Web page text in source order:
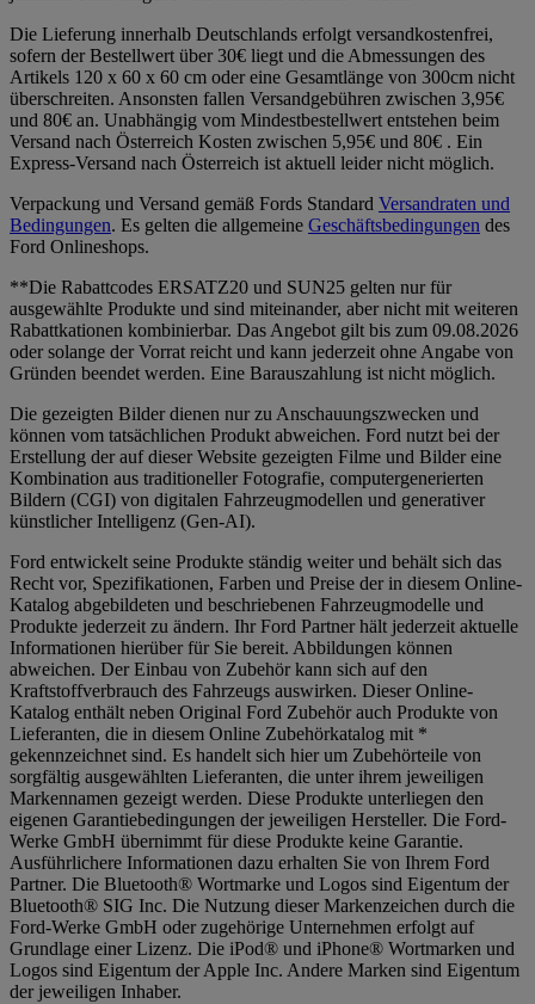
Die Lieferung innerhalb Deutschlands erfolgt versandkostenfrei,
sofern der Bestellwert über 30€ liegt und die Abmessungen des
Artikels 120 x 60 x 60 cm oder eine Gesamtlänge von 300cm nicht
überschreiten. Ansonsten fallen Versandgebühren zwischen 3,95€
und 80€ an. Unabhängig vom Mindestbestellwert entstehen beim
Versand nach Österreich Kosten zwischen 5,95€ und 80€ . Ein
Express-Versand nach Österreich ist aktuell leider nicht möglich.
Verpackung und Versand gemäß Fords Standard Versandraten und
Bedingungen. Es gelten die allgemeine Geschäftsbedingungen des
Ford Onlineshops.
**Die Rabattcodes ERSATZ20 und SUN25 gelten nur für
ausgewählte Produkte und sind miteinander, aber nicht mit weiteren
Rabattkationen kombinierbar. Das Angebot gilt bis zum 09.08.2026
oder solange der Vorrat reicht und kann jederzeit ohne Angabe von
Gründen beendet werden. Eine Barauszahlung ist nicht möglich.
Die gezeigten Bilder dienen nur zu Anschauungszwecken und
können vom tatsächlichen Produkt abweichen. Ford nutzt bei der
Erstellung der auf dieser Website gezeigten Filme und Bilder eine
Kombination aus traditioneller Fotografie, computergenerierten
Bildern (CGI) von digitalen Fahrzeugmodellen und generativer
künstlicher Intelligenz (Gen-AI).
Ford entwickelt seine Produkte ständig weiter und behält sich das
Recht vor, Spezifikationen, Farben und Preise der in diesem Online-
Katalog abgebildeten und beschriebenen Fahrzeugmodelle und
Produkte jederzeit zu ändern. Ihr Ford Partner hält jederzeit aktuelle
Informationen hierüber für Sie bereit. Abbildungen können
abweichen. Der Einbau von Zubehör kann sich auf den
Kraftstoffverbrauch des Fahrzeugs auswirken. Dieser Online-
Katalog enthält neben Original Ford Zubehör auch Produkte von
Lieferanten, die in diesem Online Zubehörkatalog mit *
gekennzeichnet sind. Es handelt sich hier um Zubehörteile von
sorgfältig ausgewählten Lieferanten, die unter ihrem jeweiligen
Markennamen gezeigt werden. Diese Produkte unterliegen den
eigenen Garantiebedingungen der jeweiligen Hersteller. Die Ford-
Werke GmbH übernimmt für diese Produkte keine Garantie.
Ausführlichere Informationen dazu erhalten Sie von Ihrem Ford
Partner. Die Bluetooth® Wortmarke und Logos sind Eigentum der
Bluetooth® SIG Inc. Die Nutzung dieser Markenzeichen durch die
Ford-Werke GmbH oder zugehörige Unternehmen erfolgt auf
Grundlage einer Lizenz. Die iPod® und iPhone® Wortmarken und
Logos sind Eigentum der Apple Inc. Andere Marken sind Eigentum
der jeweiligen Inhaber.